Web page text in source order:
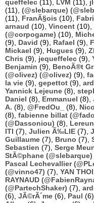
queffelec (11), LVM (11),
(11), (@slebarque)
(11), FranÃ§ois (10),
arnaud (10), Vincent (10),
(@corpogame) (10),
(9), David (9), Rafael (9),
Mickael (9), Hugues (9),
Chris (9), jequeffelec (9),
Benjamin (9), BenoÃ®t
(@olivez) (@olivez) (9),
la vie (9), gepettot (9),
Yannick Lejeune (8),
Daniel (8), Emmanuel (8),
A. (8), @FredOu_ (8),
(8), fabienne billat
(@Dassoniou) (8),
ITI (7), Julien Ã‰LIE (7),
Guillaume (7), Bruno (7),
Sebastien (7), Serge
StÃ©phane (@slebarque)
Pascal Lechevallier
(@vinno47) (7), YAN
RAYNAUD
(@PartechShaker) (7),
(6), JÃ©rÃ´me (6), Paul (6),